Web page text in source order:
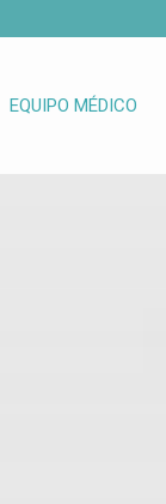
EQUIPO MÉDICO